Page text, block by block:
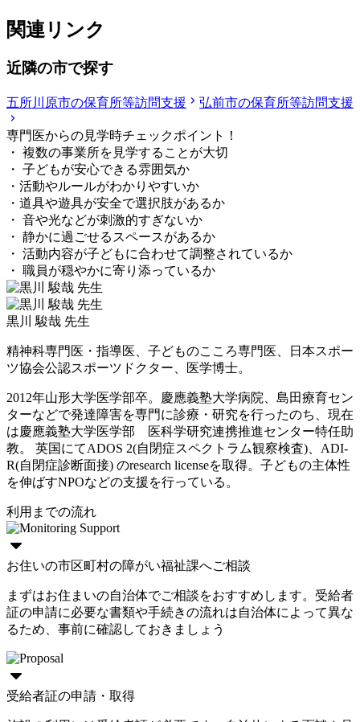
関連リンク
近隣の市で探す
五所川原市の保育所等訪問支援 弘前市の保育所等訪問支援
専門医からの見学時チェックポイント！
・ 複数の事業所を見学することが大切
・ 子どもが安心できる雰囲気か
・活動やルールがわかりやすいか
・道具や遊具が安全で選択肢があるか
・ 音や光などが刺激的すぎないか
・ 静かに過ごせるスペースがあるか
・ 活動内容が子どもに合わせて調整されているか
・ 職員が穏やかに寄り添っているか
黒川 駿哉 先生
精神科専門医・指導医、子どものこころ専門医、日本スポー
ツ協会公認スポーツドクター、医学博士。
2012年山形大学医学部卒。慶應義塾大学病院、島田療育セン
ターなどで発達障害を専門に診療・研究を行ったのち、現在
は慶應義塾大学医学部 医科学研究連携推進センター特任助
教。 英国にてADOS 2(自閉症スペクトラム観察検査)、ADI-
R(自閉症診断面接) のresearch licenseを取得。子どもの主体性
を伸ばすNPOなどの支援を行っている。
利用までの流れ
お住いの市区町村の障がい福祉課へご相談
まずはお住まいの自治体でご相談をおすすめします。受給者
証の申請に必要な書類や手続きの流れは自治体によって異な
るため、事前に確認しておきましょう
受給者証の申請・取得